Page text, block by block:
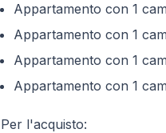
Appartamento con 1
Appartamento con 1
Appartamento con 1
Appartamento con 1
Per l'acquisto: